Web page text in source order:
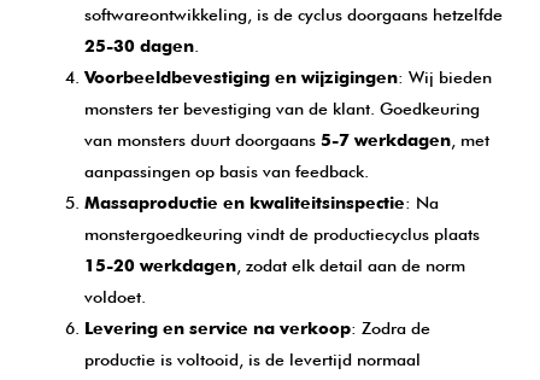
softwareontwikkeling, is de cyclus doorgaans hetzelfde
25-30 dagen
Voorbeeldbevestiging en wijzigingen: Wij bieden
monsters ter bevestiging van de klant. Goedkeuring
van monsters duurt doorgaans 5-7 werkdagen , met
aanpassingen op basis van feedback.
Massaproductie en kwaliteitsinspectie: Na
monstergoedkeuring vindt de productiecyclus plaats
15-20 werkdagen , zodat elk detail aan de norm
voldoet.
Levering en service na verkoop: Zodra de
productie is voltooid, is de levertijd normaal